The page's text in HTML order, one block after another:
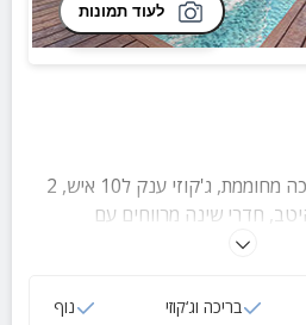
לעוד תמונות
וילה מפוארת עם בריכה מחוממת, ג'קוזי ענק ל10 איש, 2
חדרי שינה מרווחים עם
ולנטפליקס, מערכות שמע,
בריכה וג‘קוזי נוף